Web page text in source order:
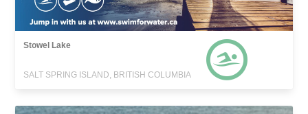
Stowel Lake
SALT SPRING ISLAND, BRITISH COLUMBIA